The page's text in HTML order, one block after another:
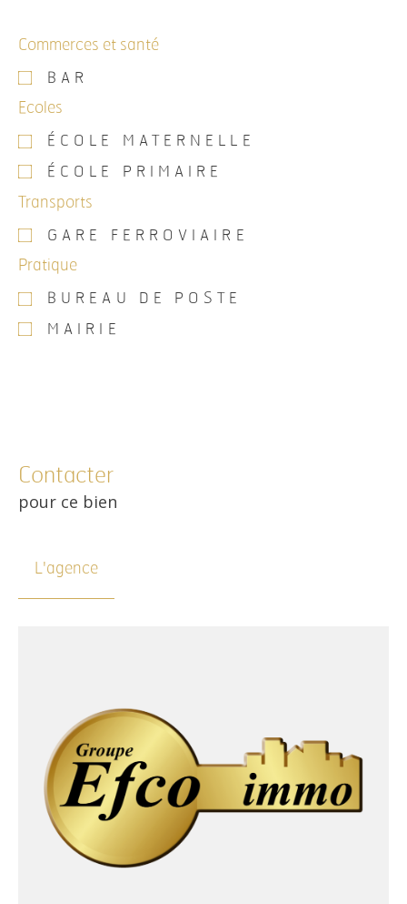
Commerces et santé
BAR
Ecoles
ÉCOLE MATERNELLE
ÉCOLE PRIMAIRE
Transports
GARE FERROVIAIRE
Pratique
BUREAU DE POSTE
MAIRIE
Contacter
pour ce bien
L'agence